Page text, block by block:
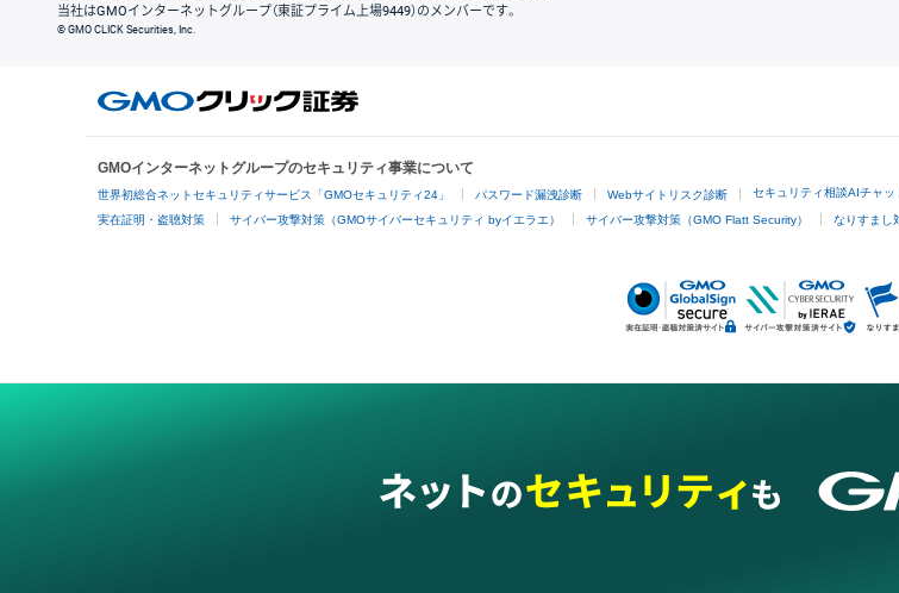
当社はGMOインターネットグループ（東証プライム上場9449）のメンバーです。
© GMO CLICK Securities, Inc.
GMOインターネットグループのセキュリティ事業について
世界初総合ネットセキュリティサービス「GMOセキュリティ24」 パスワード漏洩診断 Webサイトリスク診断 セキュリティ相談AIチャッ
実在証明・盗聴対策 サイバー攻撃対策（GMOサイバーセキュリティ byイエラエ） サイバー攻撃対策（GMO Flatt Security） なりすまし